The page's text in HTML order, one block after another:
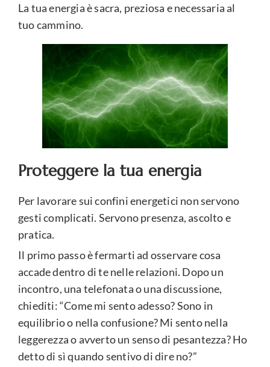
La tua energia è sacra, preziosa e necessaria al
tuo cammino.
Proteggere la tua energia
Per lavorare sui confini energetici non servono
gesti complicati. Servono presenza, ascolto e
pratica.
Il primo passo è fermarti ad osservare cosa
accade dentro di te nelle relazioni. Dopo un
incontro, una telefonata o una discussione,
chiediti: “Come mi sento adesso? Sono in
equilibrio o nella confusione? Mi sento nella
leggerezza o avverto un senso di pesantezza? Ho
detto di sì quando sentivo di dire no?”